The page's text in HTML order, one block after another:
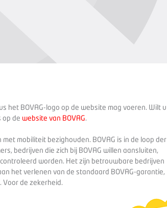
het BOVAG-logo op de website mag voeren. Wilt u
op de website van BOVAG.
mobiliteit bezighouden. BOVAG is in de loop der
bedrijven die zich bij BOVAG willen aansluiten,
worden. Het zijn betrouwbare bedrijven
het verlenen van de standaard BOVAG-garantie,
Voor de zekerheid.